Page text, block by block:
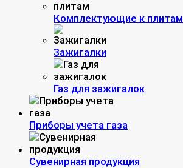
Комплектующие к плитам
Зажигалки
Газ для зажигалок
Приборы учета газа
Сувенирная продукция